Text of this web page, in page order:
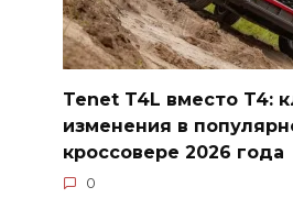
Tenet T4L вместо T4:
изменения в
кроссовере 2026 года
0